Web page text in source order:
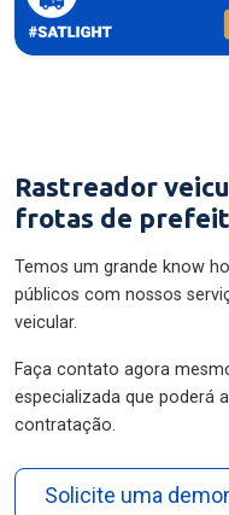
Rastreador
frotas de
Temos um grande know
públicos com nossos
veicular.
Faça contato agora
especializada que poderá
contratação.
Solicite uma